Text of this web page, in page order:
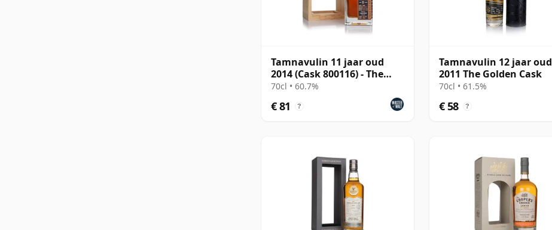
Tamnavulin 11 jaar oud
2014 (Cask 800116) - The
Single Cask
70cl • 60.7%
€ 81 ?
Tamnavulin 12 jaar oud
2011 The Golden Cask
70cl • 61.5%
€ 58 ?